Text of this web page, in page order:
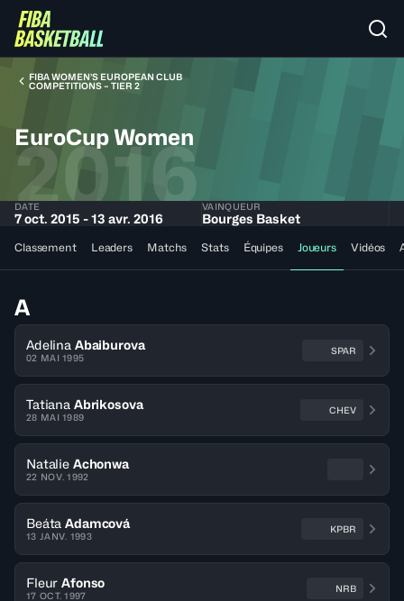
FIBA WOMEN’S EUROPEAN CLUB
COMPETITIONS – TIER 2
EuroCup Women
2016
DATE
7 oct. 2015 - 13 avr. 2016
VAINQUEUR
Bourges Basket
Classement Leaders Matchs Stats Équipes Joueurs Vidéos
A
Adelina Abaiburova
02 MAI 1995
SPAR
Tatiana Abrikosova
28 MAI 1989
CHEV
Natalie Achonwa
22 NOV. 1992
Beáta Adamcová
13 JANV. 1993
KPBR
Fleur Afonso
17 OCT. 1997
NRB